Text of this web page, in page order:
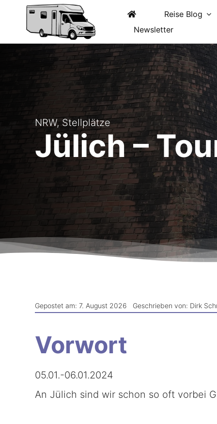
springen
Reise Blog
Newsletter
NRW, Stellplätze
Jülich –
Gepostet am: 7. August 2026 Geschrieben von: Dirk
Vorwort
05.01.-06.01.2024
An Jülich sind wir schon so oft vorbei